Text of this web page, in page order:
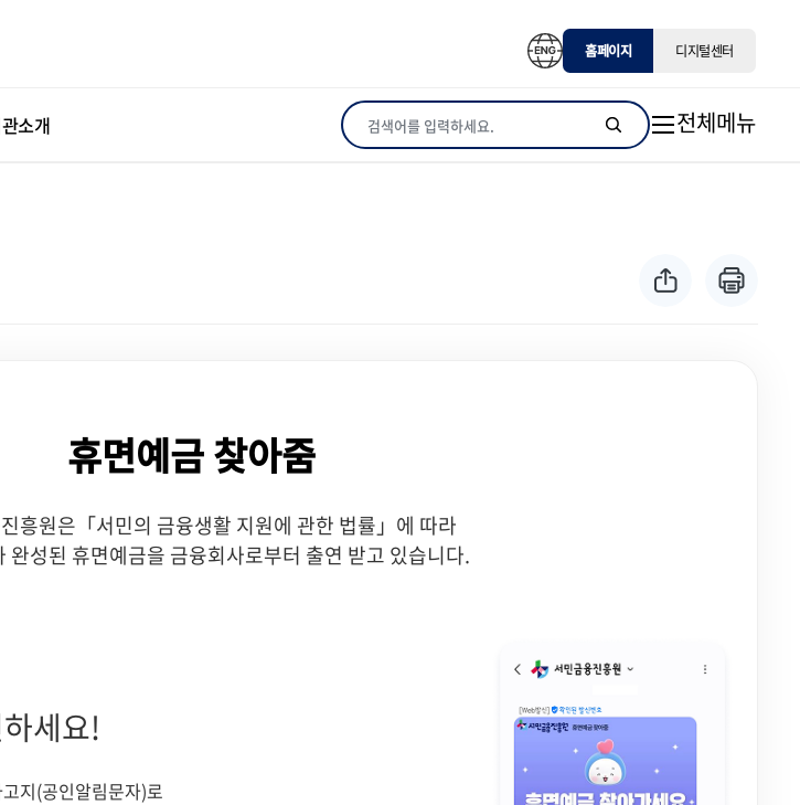
홈페이지 디지털센터
소개 통합검색 전체메뉴
휴면예금 찾아줌
흥원은 「서민의 금융생활 지원에 관한 법률」에 따라
완성된 휴면예금을 금융회사로부터 출연 받고 있습니다.
세요!
지(공인알림문자)로